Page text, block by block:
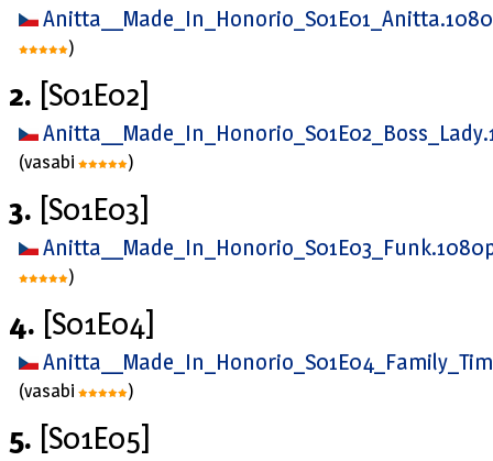
)
2. [S01E02]
(vasabi )
3. [S01E03]
)
4. [S01E04]
(vasabi )
5. [S01E05]